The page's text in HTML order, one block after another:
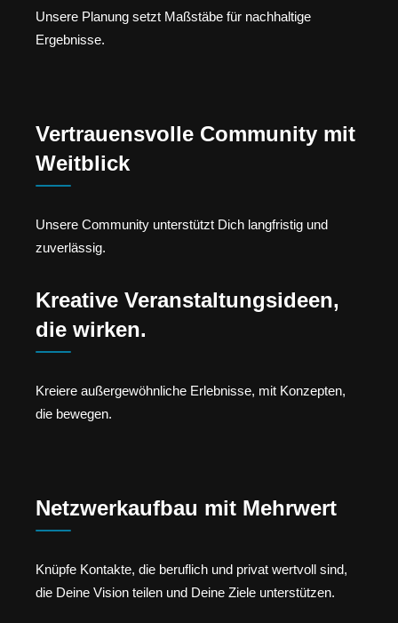
Unsere Planung setzt Maßstäbe für nachhaltige
Ergebnisse.
Vertrauensvolle Community mit
Weitblick
Unsere Community unterstützt Dich langfristig und
zuverlässig.
Kreative Veranstaltungsideen,
die wirken.
Kreiere außergewöhnliche Erlebnisse, mit Konzepten,
die bewegen.
Netzwerkaufbau mit Mehrwert
Knüpfe Kontakte, die beruflich und privat wertvoll sind,
die Deine Vision teilen und Deine Ziele unterstützen.